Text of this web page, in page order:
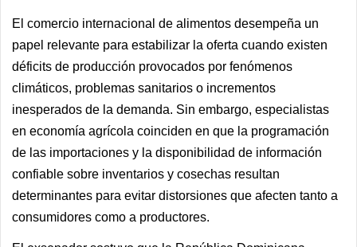
El comercio internacional de alimentos desempeña un
papel relevante para estabilizar la oferta cuando existen
déficits de producción provocados por fenómenos
climáticos, problemas sanitarios o incrementos
inesperados de la demanda. Sin embargo, especialistas
en economía agrícola coinciden en que la programación
de las importaciones y la disponibilidad de información
confiable sobre inventarios y cosechas resultan
determinantes para evitar distorsiones que afecten tanto a
consumidores como a productores.